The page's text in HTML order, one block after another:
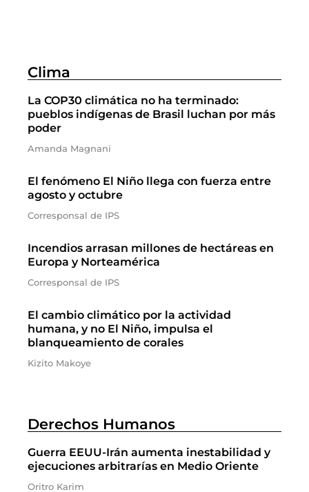
Clima
La COP30 climática no ha terminado:
pueblos indígenas de Brasil luchan por más
poder
Amanda Magnani
El fenómeno El Niño llega con fuerza entre
agosto y octubre
Corresponsal de IPS
Incendios arrasan millones de hectáreas en
Europa y Norteamérica
Corresponsal de IPS
El cambio climático por la actividad
humana, y no El Niño, impulsa el
blanqueamiento de corales
Kizito Makoye
Derechos Humanos
Guerra EEUU-Irán aumenta inestabilidad y
ejecuciones arbitrarías en Medio Oriente
Oritro Karim